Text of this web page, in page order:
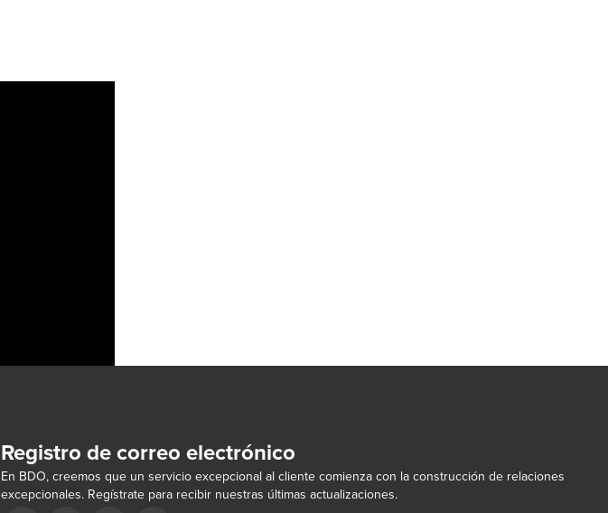
Registro de correo electrónico
En BDO, creemos que un servicio excepcional al cliente comienza con la construcción de relaciones
excepcionales. Regístrate para recibir nuestras últimas actualizaciones.